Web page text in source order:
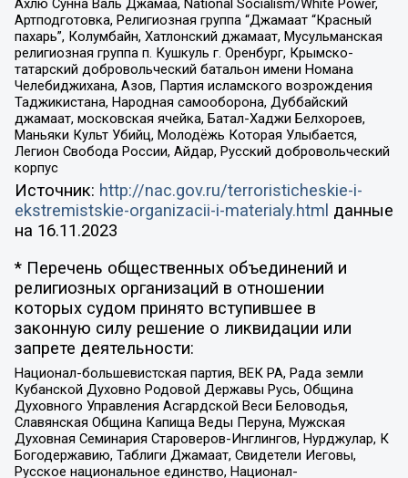
Ахлю Сунна Валь Джамаа, National Socialism/White Power,
Артподготовка, Религиозная группа “Джамаат “Красный
пахарь”, Колумбайн, Хатлонский джамаат, Мусульманская
религиозная группа п. Кушкуль г. Оренбург, Крымско-
татарский добровольческий батальон имени Номана
Челебиджихана, Азов, Партия исламского возрождения
Таджикистана, Народная самооборона, Дуббайский
джамаат, московская ячейка, Батал-Хаджи Белхороев,
Маньяки Культ Убийц, Молодёжь Которая Улыбается,
Легион Свобода России, Айдар, Русский добровольческий
корпус
Источник: http://nac.gov.ru/terroristicheskie-i-
ekstremistskie-organizacii-i-materialy.html данные
на 16.11.2023
* Перечень общественных объединений и
религиозных организаций в отношении
которых судом принято вступившее в
законную силу решение о ликвидации или
запрете деятельности:
Национал-большевистская партия, ВЕК РА, Рада земли
Кубанской Духовно Родовой Державы Русь, Община
Духовного Управления Асгардской Веси Беловодья,
Славянская Община Капища Веды Перуна, Мужская
Духовная Семинария Староверов-Инглингов, Нурджулар, К
Богодержавию, Таблиги Джамаат, Свидетели Иеговы,
Русское национальное единство, Национал-